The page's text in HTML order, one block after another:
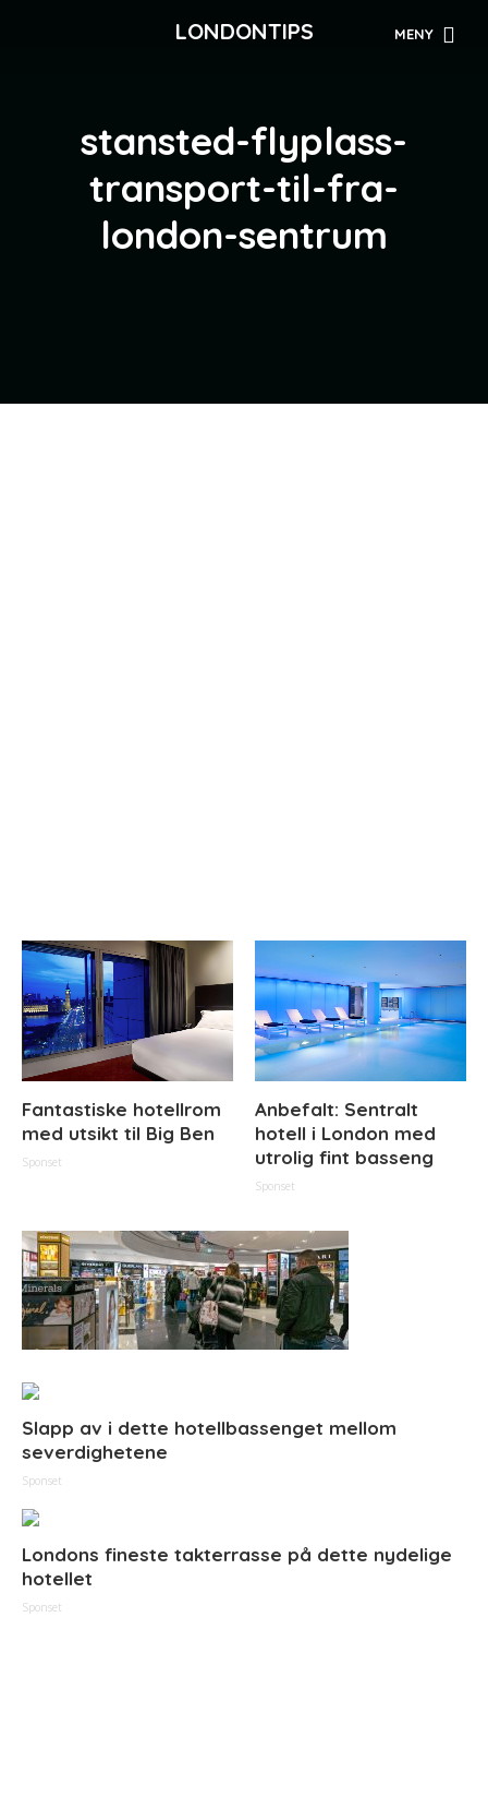
LONDONTIPS MENY
stansted-flyplass-
transport-til-fra-
london-sentrum
Fantastiske hotellrom
med utsikt til Big Ben
Sponset
Anbefalt: Sentralt
hotell i London med
utrolig fint basseng
Sponset
Slapp av i dette hotellbassenget mellom
severdighetene
Sponset
Londons fineste takterrasse på dette nydelige
hotellet
Sponset